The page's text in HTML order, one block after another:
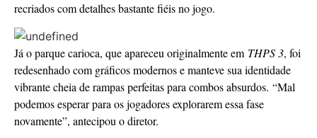
recriados com detalhes bastante fiéis no jogo.
Já o parque carioca, que apareceu originalmente em THPS 3, foi
redesenhado com gráficos modernos e manteve sua identidade
vibrante cheia de rampas perfeitas para combos absurdos. “Mal
podemos esperar para os jogadores explorarem essa fase
novamente”, antecipou o diretor.